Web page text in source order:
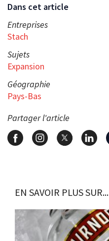
Dans cet article
Entreprises
Stach
Sujets
Expansion
Géographie
Pays-Bas
Partager l'article
EN SAVOIR PLUS SUR...